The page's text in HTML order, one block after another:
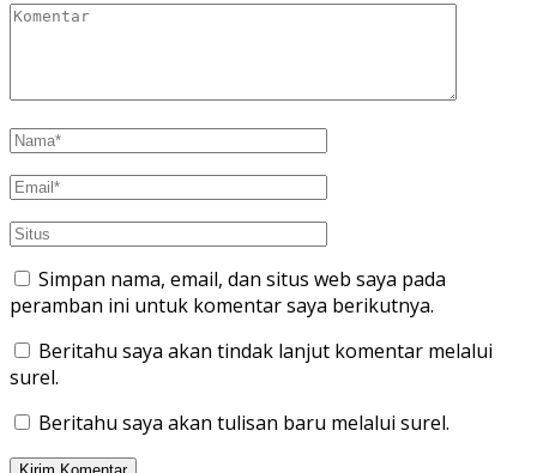
Simpan nama, email, dan situs web saya pada
peramban ini untuk komentar saya berikutnya.
Beritahu saya akan tindak lanjut komentar melalui
surel.
Beritahu saya akan tulisan baru melalui surel.